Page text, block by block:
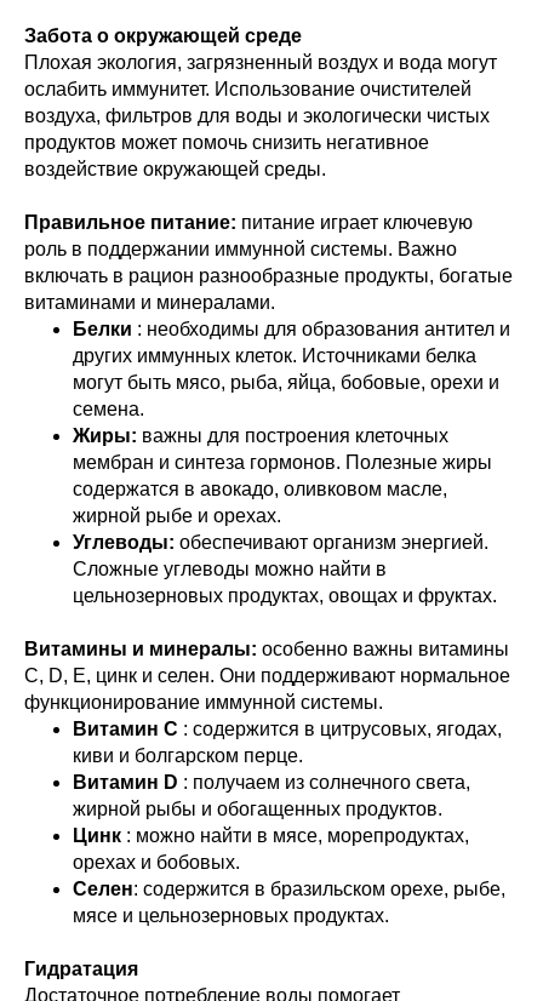
Забота о окружающей среде
Плохая экология, загрязненный воздух и вода могут
ослабить иммунитет. Использование очистителей
воздуха, фильтров для воды и экологически чистых
продуктов может помочь снизить негативное
воздействие окружающей среды.
Правильное питание: питание играет ключевую
роль в поддержании иммунной системы. Важно
включать в рацион разнообразные продукты, богатые
витаминами и минералами.
Белки : необходимы для образования антител и
других иммунных клеток. Источниками белка
могут быть мясо, рыба, яйца, бобовые, орехи и
семена.
Жиры: важны для построения клеточных
мембран и синтеза гормонов. Полезные жиры
содержатся в авокадо, оливковом масле,
жирной рыбе и орехах.
Углеводы: обеспечивают организм энергией.
Сложные углеводы можно найти в
цельнозерновых продуктах, овощах и фруктах.
Витамины и минералы: особенно важны витамины
C, D, E, цинк и селен. Они поддерживают нормальное
функционирование иммунной системы.
Витамин C : содержится в цитрусовых, ягодах,
киви и болгарском перце.
Витамин D : получаем из солнечного света,
жирной рыбы и обогащенных продуктов.
Цинк : можно найти в мясе, морепродуктах,
орехах и бобовых.
Селен: содержится в бразильском орехе, рыбе,
мясе и цельнозерновых продуктах.
Гидратация
Достаточное потребление воды помогает